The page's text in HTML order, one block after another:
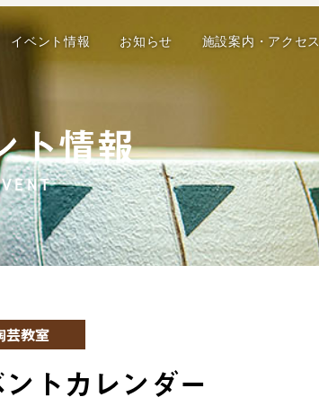
イベント情報 お知らせ 施設案内・アクセス
ト情報
芸教室
トカレンダー